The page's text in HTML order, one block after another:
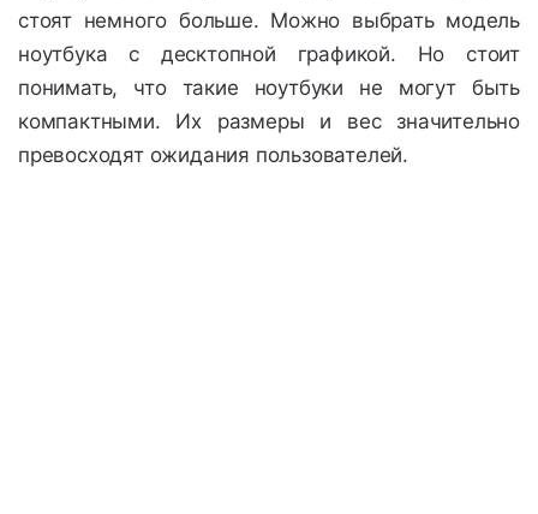
стоят немного больше. Можно выбрать модель
ноутбука с десктопной графикой. Но стоит
понимать, что такие ноутбуки не могут быть
компактными. Их размеры и вес значительно
превосходят ожидания пользователей.